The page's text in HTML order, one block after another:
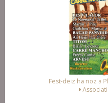
Pluzunet le 14/08/2026